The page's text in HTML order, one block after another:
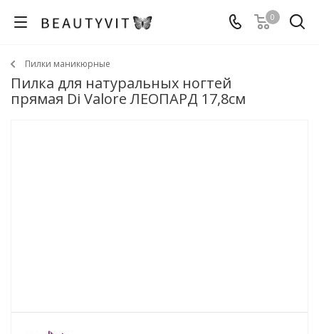
0
Пилки маникюрные
Пилка для натуральных ногтей
прямая Di Valore ЛЕОПАРД 17,8см